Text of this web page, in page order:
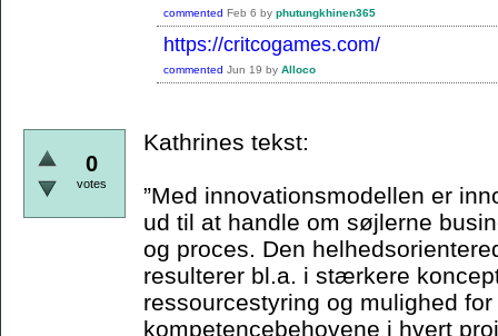
commented Feb 6 by phutungkhinen365
https://critcogames.com/
commented Jun 19 by Alloco
0
votes
Kathrines tekst:
”Med innovationsmodellen er
ud til at handle om søjlerne
og proces. Den
resulterer bl.a. i stærkere
ressourcestyring og mulighed
kompetencebehovene i hvert